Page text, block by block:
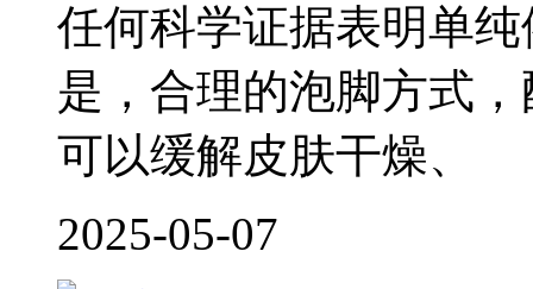
任何科学证据表明单
是，合理的泡脚方式
可以缓解皮肤干燥、
2025-05-07